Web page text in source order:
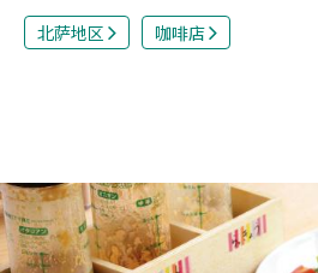
北萨地区 咖啡店